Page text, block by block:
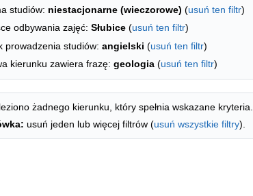
studiów: niestacjonarne (wieczorowe) (usuń ten filtr)
odbywania zajęć: Słubice (usuń ten filtr)
prowadzenia studiów: angielski (usuń ten filtr)
kierunku zawiera frazę: geologia (usuń ten filtr)
żadnego kierunku, który spełnia wskazane kryteria.
usuń jeden lub więcej filtrów (usuń wszystkie filtry).